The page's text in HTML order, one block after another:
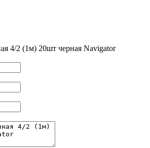
4/2 (1м) 20шт черная Navigator